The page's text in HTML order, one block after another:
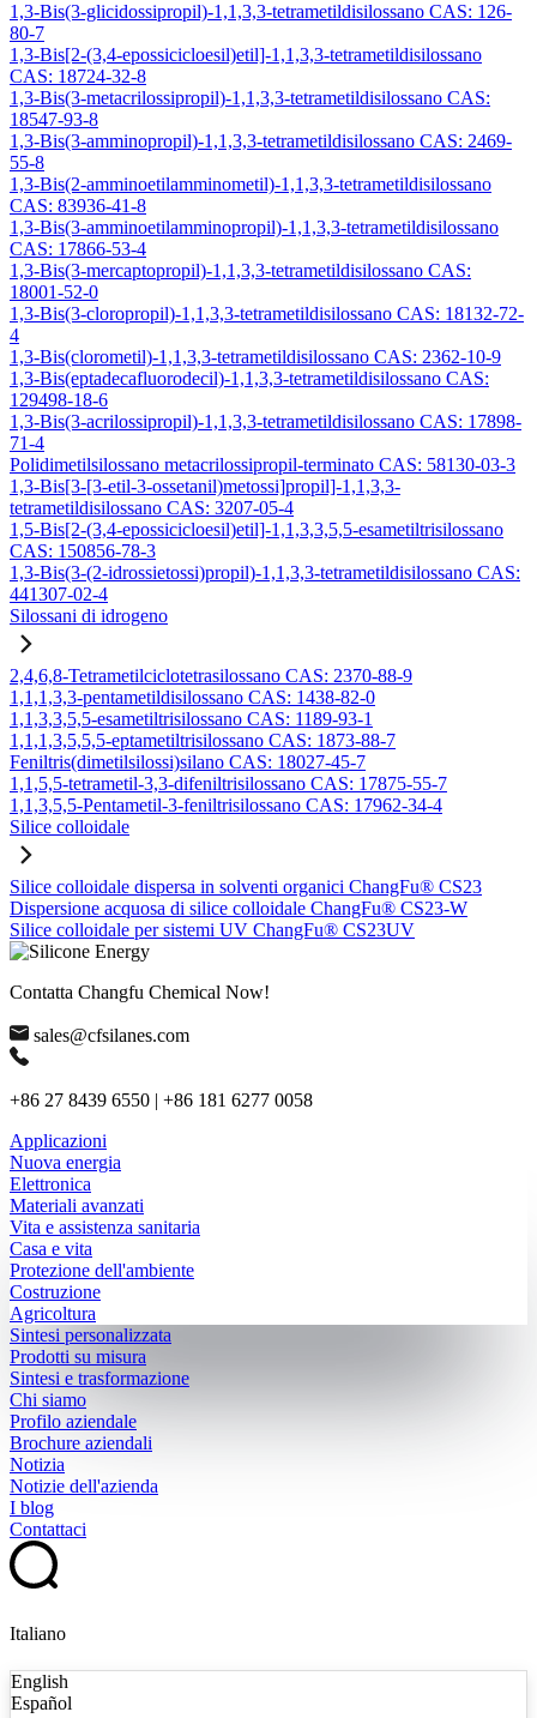
1,3-Bis(3-glicidossipropil)-1,1,3,3-tetrametildisilossano CAS: 126-
80-7
1,3-Bis[2-(3,4-epossicicloesil)etil]-1,1,3,3-tetrametildisilossano
CAS: 18724-32-8
1,3-Bis(3-metacrilossipropil)-1,1,3,3-tetrametildisilossano CAS:
18547-93-8
1,3-Bis(3-amminopropil)-1,1,3,3-tetrametildisilossano CAS: 2469-
55-8
1,3-Bis(2-amminoetilamminometil)-1,1,3,3-tetrametildisilossano
CAS: 83936-41-8
1,3-Bis(3-amminoetilamminopropil)-1,1,3,3-tetrametildisilossano
CAS: 17866-53-4
1,3-Bis(3-mercaptopropil)-1,1,3,3-tetrametildisilossano CAS:
18001-52-0
1,3-Bis(3-cloropropil)-1,1,3,3-tetrametildisilossano CAS: 18132-72-
4
1,3-Bis(clorometil)-1,1,3,3-tetrametildisilossano CAS: 2362-10-9
1,3-Bis(eptadecafluorodecil)-1,1,3,3-tetrametildisilossano CAS:
129498-18-6
1,3-Bis(3-acrilossipropil)-1,1,3,3-tetrametildisilossano CAS: 17898-
71-4
Polidimetilsilossano metacrilossipropil-terminato CAS: 58130-03-3
1,3-Bis[3-[3-etil-3-ossetanil)metossi]propil]-1,1,3,3-
tetrametildisilossano CAS: 3207-05-4
1,5-Bis[2-(3,4-epossicicloesil)etil]-1,1,3,3,5,5-esametiltrisilossano
CAS: 150856-78-3
1,3-Bis(3-(2-idrossietossi)propil)-1,1,3,3-tetrametildisilossano CAS:
441307-02-4
Silossani di idrogeno
2,4,6,8-Tetrametilciclotetrasilossano CAS: 2370-88-9
1,1,1,3,3-pentametildisilossano CAS: 1438-82-0
1,1,3,3,5,5-esametiltrisilossano CAS: 1189-93-1
1,1,1,3,5,5,5-eptametiltrisilossano CAS: 1873-88-7
Feniltris(dimetilsilossi)silano CAS: 18027-45-7
1,1,5,5-tetrametil-3,3-difeniltrisilossano CAS: 17875-55-7
1,1,3,5,5-Pentametil-3-feniltrisilossano CAS: 17962-34-4
Silice colloidale
Silice colloidale dispersa in solventi organici ChangFu® CS23
Dispersione acquosa di silice colloidale ChangFu® CS23-W
Silice colloidale per sistemi UV ChangFu® CS23UV
Contatta Changfu Chemical Now!
sales@cfsilanes.com
+86 27 8439 6550 | +86 181 6277 0058
Applicazioni
Nuova energia
Elettronica
Materiali avanzati
Vita e assistenza sanitaria
Casa e vita
Protezione dell'ambiente
Costruzione
Agricoltura
Sintesi personalizzata
Prodotti su misura
Sintesi e trasformazione
Chi siamo
Profilo aziendale
Brochure aziendali
Notizia
Notizie dell'azienda
I blog
Contattaci
Italiano
English
Español